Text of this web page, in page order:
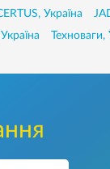
Україна
Техноваги,